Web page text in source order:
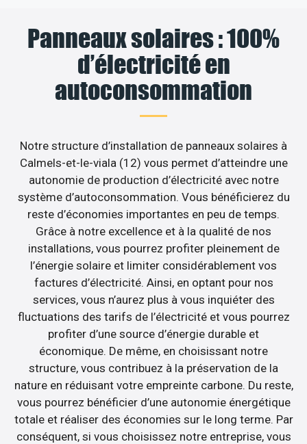
Panneaux solaires : 100%
d’électricité en
autoconsommation
Notre structure d’installation de panneaux solaires à
Calmels-et-le-viala (12) vous permet d’atteindre une
autonomie de production d’électricité avec notre
système d’autoconsommation. Vous bénéficierez du
reste d’économies importantes en peu de temps.
Grâce à notre excellence et à la qualité de nos
installations, vous pourrez profiter pleinement de
l’énergie solaire et limiter considérablement vos
factures d’électricité. Ainsi, en optant pour nos
services, vous n’aurez plus à vous inquiéter des
fluctuations des tarifs de l’électricité et vous pourrez
profiter d’une source d’énergie durable et
économique. De même, en choisissant notre
structure, vous contribuez à la préservation de la
nature en réduisant votre empreinte carbone. Du reste,
vous pourrez bénéficier d’une autonomie énergétique
totale et réaliser des économies sur le long terme. Par
conséquent, si vous choisissez notre entreprise, vous